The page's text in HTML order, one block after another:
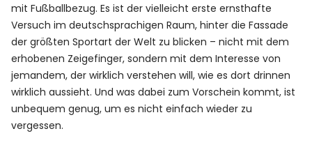
mit Fußballbezug. Es ist der vielleicht erste ernsthafte
Versuch im deutschsprachigen Raum, hinter die Fassade
der größten Sportart der Welt zu blicken – nicht mit dem
erhobenen Zeigefinger, sondern mit dem Interesse von
jemandem, der wirklich verstehen will, wie es dort drinnen
wirklich aussieht. Und was dabei zum Vorschein kommt, ist
unbequem genug, um es nicht einfach wieder zu
vergessen.